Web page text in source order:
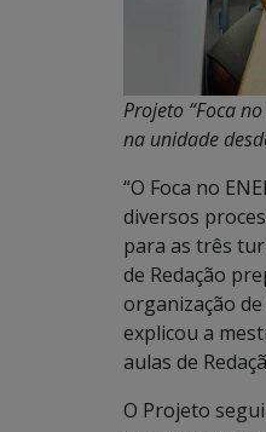
Projeto “Foca no
na unidade
“O Foca no
diversos
para as três
de Redação
organização
explicou a
aulas de
O Projeto